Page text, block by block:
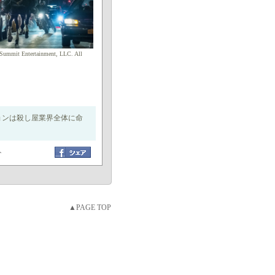
Entertainment, LLC. All
は殺し屋業界全体に命
▲PAGE TOP